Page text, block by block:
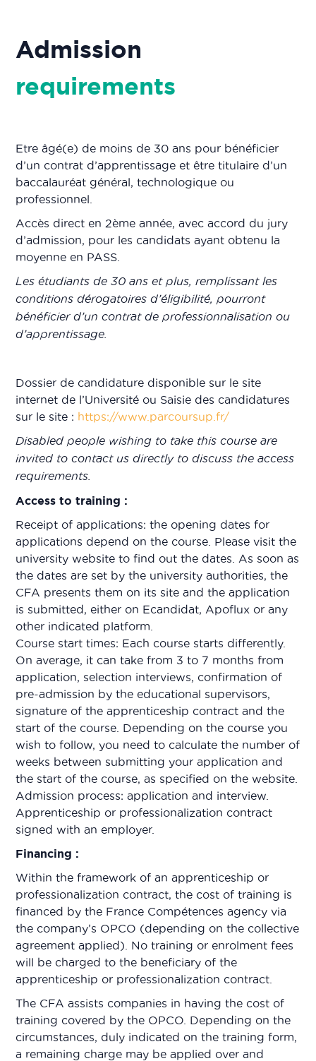
Admission
requirements
Etre âgé(e) de moins de 30 ans pour bénéficier
d’un contrat d’apprentissage et être titulaire d’un
baccalauréat général, technologique ou
professionnel.
Accès direct en 2ème année, avec accord du jury
d’admission, pour les candidats ayant obtenu la
moyenne en PASS.
Les étudiants de 30 ans et plus, remplissant les
conditions dérogatoires d’éligibilité, pourront
bénéficier d’un contrat de professionnalisation ou
d’apprentissage.
Dossier de candidature disponible sur le site
internet de l’Université ou Saisie des candidatures
sur le site : https://www.parcoursup.fr/
Disabled people wishing to take this course are
invited to contact us directly to discuss the access
requirements.
Access to training :
Receipt of applications: the opening dates for
applications depend on the course. Please visit the
university website to find out the dates. As soon as
the dates are set by the university authorities, the
CFA presents them on its site and the application
is submitted, either on Ecandidat, Apoflux or any
other indicated platform.
Course start times: Each course starts differently.
On average, it can take from 3 to 7 months from
application, selection interviews, confirmation of
pre-admission by the educational supervisors,
signature of the apprenticeship contract and the
start of the course. Depending on the course you
wish to follow, you need to calculate the number of
weeks between submitting your application and
the start of the course, as specified on the website.
Admission process: application and interview.
Apprenticeship or professionalization contract
signed with an employer.
Financing :
Within the framework of an apprenticeship or
professionalization contract, the cost of training is
financed by the France Compétences agency via
the company’s OPCO (depending on the collective
agreement applied). No training or enrolment fees
will be charged to the beneficiary of the
apprenticeship or professionalization contract.
The CFA assists companies in having the cost of
training covered by the OPCO. Depending on the
circumstances, duly indicated on the training form,
a remaining charge may be applied over and